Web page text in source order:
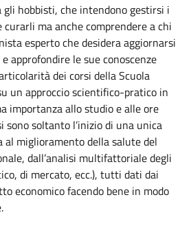
gli hobbisti, che intendono gestirsi i
ma anche comprendere a chi
esperto che desidera aggiornarsi
approfondire le sue conoscenze
dei corsi della Scuola
un approccio scientifico-pratico in
importanza allo studio e alle ore
sono soltanto l’inizio di una unica
miglioramento della salute del
dall’analisi multifattoriale degli
di mercato, ecc.), tutti dati dai
economico facendo bene in modo